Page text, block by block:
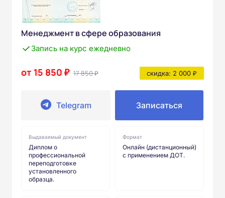
Менеджмент в сфере образования
Запись на курс ежедневно
от 15 850 ₽ 17 850 ₽ скидка: 2 000 ₽
Telegram Записаться
Выдаваемый документ
Диплом о
профессиональной
переподготовке
установленного
образца.
Формат
Онлайн (дистанционный)
с применением ДОТ.